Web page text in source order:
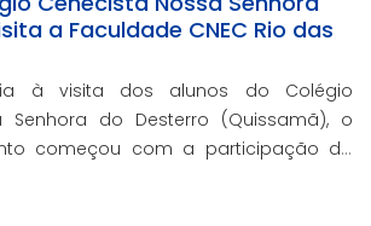
a Faculdade CNEC Rio das
à visita dos alunos do Colégio
Senhora do Desterro (Quissamã), o
começou com a participação do